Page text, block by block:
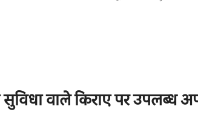
वाले किराए पर उपलब्ध